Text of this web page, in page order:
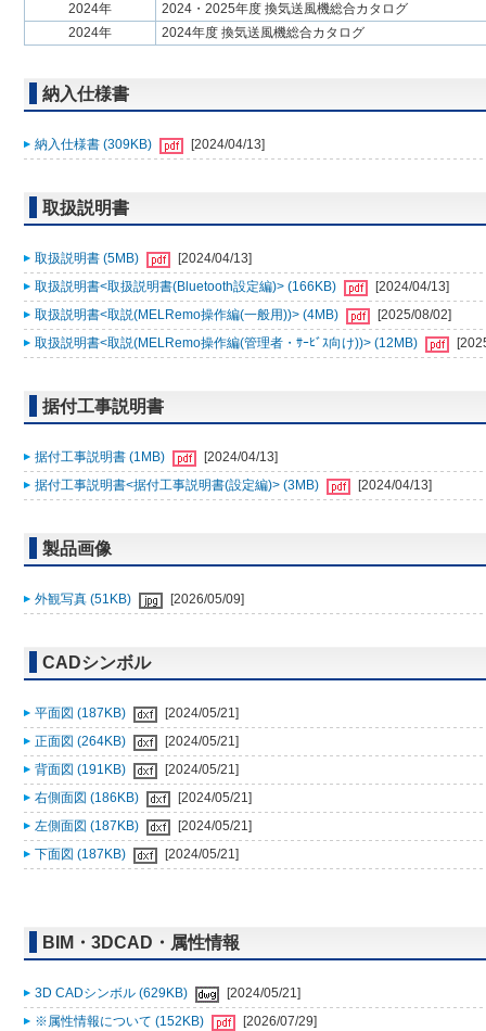
2024年
2024・2025年度 換気送風機総合カタログ
2024年
2024年度 換気送風機総合カタログ
納入仕様書
納入仕様書 (309KB) [2024/04/13]
取扱説明書
取扱説明書 (5MB)
[2024/04/13]
取扱説明書<取扱説明書(Bluetooth設定編)> (166KB)
[2024/04/13]
取扱説明書<取説(MELRemo操作編(一般用))> (4MB)
[2025/08/02]
取扱説明書<取説(MELRemo操作編(管理者・ｻｰﾋﾞｽ向け))> (12MB)
据付工事説明書
据付工事説明書 (1MB)
[2024/04/13]
据付工事説明書<据付工事説明書(設定編)> (3MB)
[2024/04/13]
製品画像
外観写真 (51KB) [2026/05/09]
CADシンボル
平面図 (187KB)
[2024/05/21]
正面図 (264KB)
[2024/05/21]
背面図 (191KB)
[2024/05/21]
右側面図 (186KB)
[2024/05/21]
左側面図 (187KB)
[2024/05/21]
下面図 (187KB)
[2024/05/21]
BIM・3DCAD・属性情報
3D CADシンボル (629KB)
[2024/05/21]
※属性情報について (152KB)
[2026/07/29]